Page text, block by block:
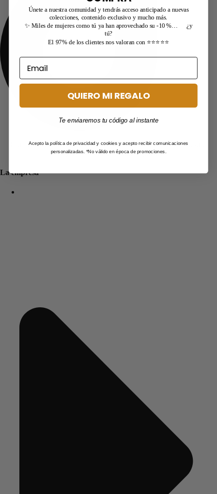
Combina tu bolso con muchísimos outfits publicados en nuestro
Instagram ¡Más de 210.000 seguidores!
La empresa
Únete a nuestra comunidad y tendrás acceso anticipado a nuevas
colecciones, contenido exclusivo y mucho más.
✨ Miles de mujeres como tú ya han aprovechado su -10 %… ¿y
tú?
El 97% de los clientes nos valoran con ⭐⭐⭐⭐⭐
QUIERO MI REGALO
Te enviaremos tu código al instante
Acepto la política de privacidad y cookies y acepto recibir comunicaciones
personalizadas. *No válido en época de promociones.